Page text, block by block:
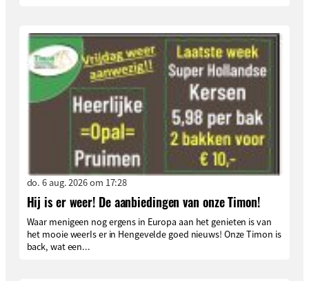
do. 6 aug. 2026 om 17:28
Hij is er weer! De aanbiedingen van onze Timon!
Waar menigeen nog ergens in Europa aan het genieten is van
het mooie weerIs er in Hengevelde goed nieuws! Onze Timon is
back, wat een...